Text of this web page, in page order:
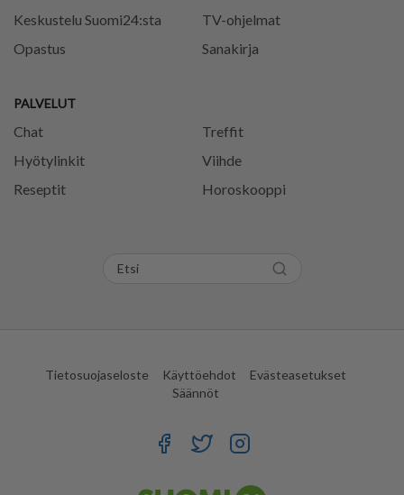
Keskustelu Suomi24:sta
Opastus
PALVELUT
Chat
Treffit
Hyötylinkit
Viihde
Reseptit
Horoskooppi
TV-ohjelmat
Sanakirja
Tietosuojaseloste Käyttöehdot
Evästeasetukset
Säännöt